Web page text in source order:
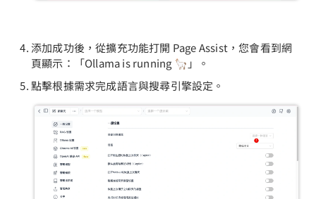
添加成功後，從擴充功能打開 Page Assist，您會看到網
頁顯示：「Ollama is running 🦙」。
點擊根據需求完成語言與搜尋引擎設定。